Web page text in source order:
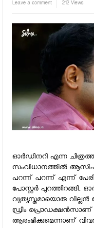
Leave a comment
212 Views
ഓര്‍ഡിനറി എന്ന
സംവിധാനത്തില്‍ ആസിഫ്
പറന്ന് പറന്ന് എന്ന്
പോസ്റ്റര്‍
വ്യത്യസ്തമായൊരു
ഡ്രീം പ്രൊഡക്ഷന്‍സാണ്
ആരംഭിക്കുമെന്നാണ്